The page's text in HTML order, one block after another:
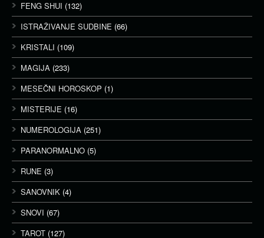
FENG SHUI (132)
ISTRAŽIVANJE SUDBINE (66)
KRISTALI (109)
MAGIJA (233)
MESEČNI HOROSKOP (1)
MISTERIJE (16)
NUMEROLOGIJA (251)
PARANORMALNO (5)
RUNE (3)
SANOVNIK (4)
SNOVI (67)
TAROT (127)